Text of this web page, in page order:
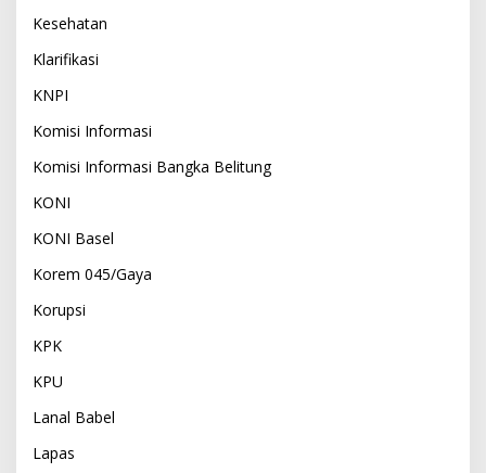
Kesehatan
Klarifikasi
KNPI
Komisi Informasi
Komisi Informasi Bangka Belitung
KONI
KONI Basel
Korem 045/Gaya
Korupsi
KPK
KPU
Lanal Babel
Lapas